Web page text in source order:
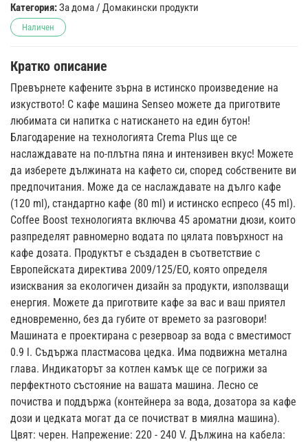
Категория:За дома/ Домакински продукти
Наличен
Кратко описание
Превърнете кафените зърна в истинско произведение на
изкуството! С кафе машина Senseo можете да приготвите
любимата си напитка с натискането на един бутон!
Благодарение на технологията Crema Plus ще се
наслаждавате на по-плътна пяна и интензивен вкус! Можете
да изберете дължината на кафето си, според собствените ви
предпочитания. Може да се наслаждавате на дълго кафе
(120 ml), стандартно кафе (80 ml) и истинско еспресо (45 ml).
Coffee Boost технологията включва 45 ароматни дюзи, които
разпределят равномерно водата по цялата повърхност на
кафе дозата. Продуктът е създаден в съответствие с
Европейската директива 2009/125/EO, която определя
изисквания за екологичен дизайн за продукти, използващи
енергия. Можете да приготвите кафе за вас и ваш приятел
едновременно, без да губите от времето за разговори!
Машината е проектирана с резервоар за вода с вместимост
0.9 l. Съдържа пластмасова цедка. Има подвижна метална
глава. Индикаторът за котлен камък ще се погрижи за
перфектното състояние на вашата машина. Лесно се
почиства и поддържа (контейнера за вода, дозатора за кафе
дози и цедката могат да се почистват в миялна машина).
Цвят: черен. Напрежение: 220 - 240 V. Дължина на кабела: